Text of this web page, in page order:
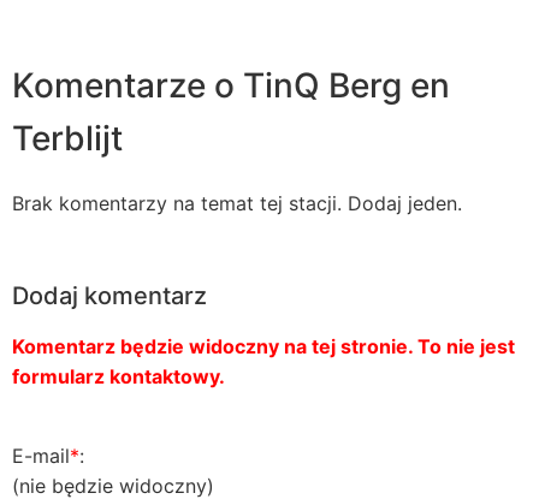
Komentarze o TinQ Berg en
Terblijt
Brak komentarzy na temat tej stacji. Dodaj jeden.
Dodaj komentarz
Komentarz będzie widoczny na tej stronie. To nie jest
formularz kontaktowy.
E-mail*:
(nie będzie widoczny)